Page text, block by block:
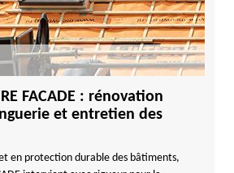
FACADE : rénovation
et entretien des
en protection durable des bâtiments,